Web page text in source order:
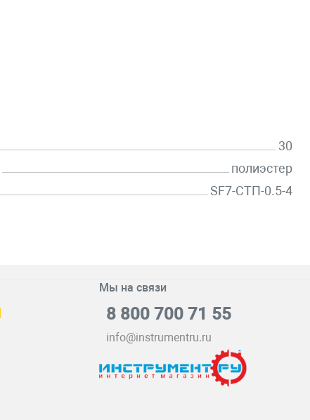
30
полиэстер
SF7-СТП-0.5-4
Мы на связи
8 800 700 71 55
info@instrumentru.ru